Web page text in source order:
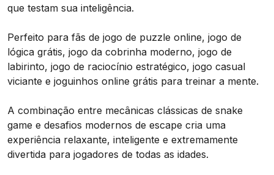
que testam sua inteligência.
Perfeito para fãs de jogo de puzzle online, jogo de
lógica grátis, jogo da cobrinha moderno, jogo de
labirinto, jogo de raciocínio estratégico, jogo casual
viciante e joguinhos online grátis para treinar a mente.
A combinação entre mecânicas clássicas de snake
game e desafios modernos de escape cria uma
experiência relaxante, inteligente e extremamente
divertida para jogadores de todas as idades.